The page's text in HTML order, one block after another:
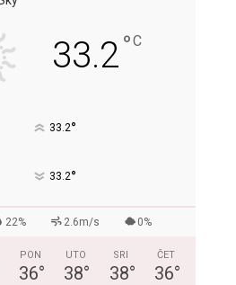
33.2°C
33.2°
33.2°
22% 2.6m/s 0%
PON
36°
UTO
38°
SRI
38°
ČET
36°